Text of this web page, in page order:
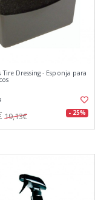
Tire Dressing - Esponja para
19,13€ - 25%